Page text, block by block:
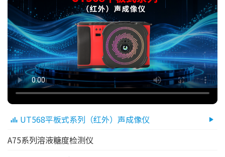
UT568平板式系列（红外）声成像仪
A75系列溶液糖度检测仪